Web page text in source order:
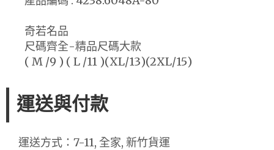
奇若名品
尺碼齊全-精品尺碼大款
( M /9 ) ( L /11 )(XL/13)(2XL/15)
運送與付款
運送方式：7-11, 全家, 新竹貨運